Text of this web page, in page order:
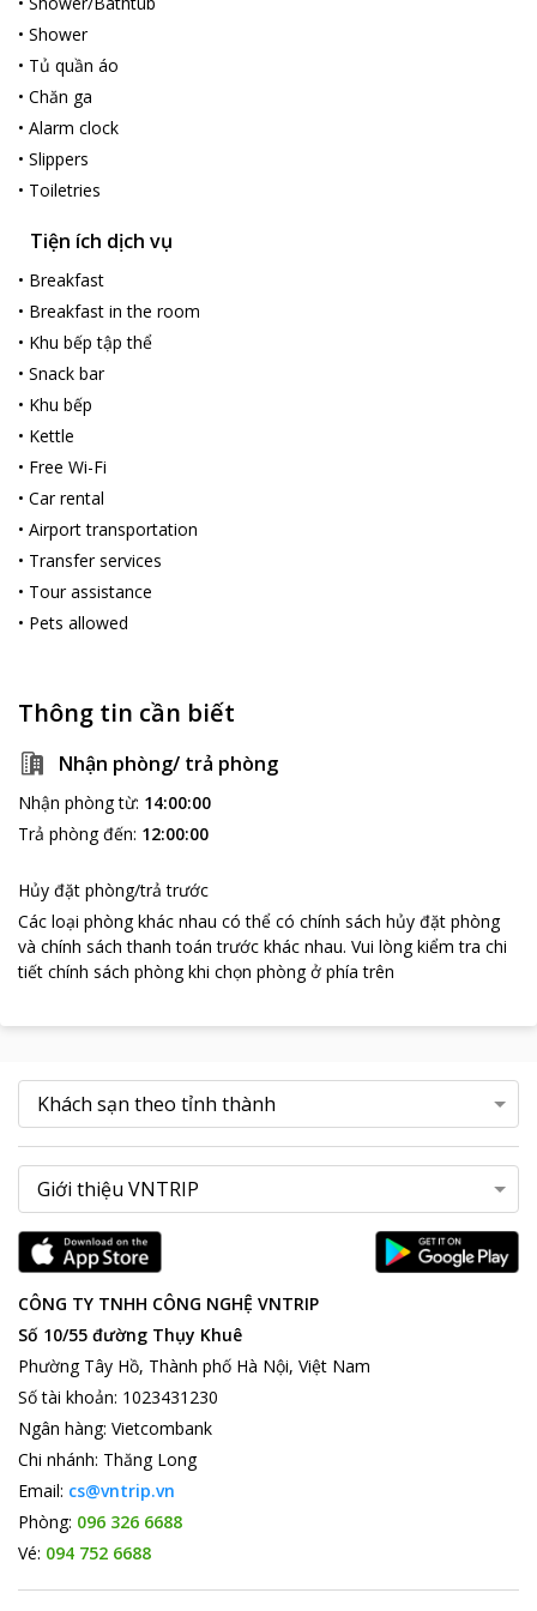
• Shower
• Tủ quần áo
• Chăn ga
• Alarm clock
• Slippers
• Toiletries
Tiện ích dịch vụ
• Breakfast
• Breakfast in the room
• Khu bếp tập thể
• Snack bar
• Khu bếp
• Kettle
• Free Wi-Fi
• Car rental
• Airport transportation
• Transfer services
• Tour assistance
• Pets allowed
Thông tin cần biết
Nhận phòng/ trả phòng
Nhận phòng từ: 14:00:00
Trả phòng đến: 12:00:00
Hủy đặt phòng/trả trước
Các loại phòng khác nhau có thể có chính sách hủy đặt phòng
và chính sách thanh toán trước khác nhau. Vui lòng kiểm tra chi
tiết chính sách phòng khi chọn phòng ở phía trên
CÔNG TY TNHH CÔNG NGHỆ VNTRIP
Số 10/55 đường Thụy Khuê
Phường Tây Hồ, Thành phố Hà Nội, Việt Nam
Số tài khoản: 1023431230
Ngân hàng: Vietcombank
Chi nhánh: Thăng Long
Email: cs@vntrip.vn
Phòng: 096 326 6688
Vé: 094 752 6688